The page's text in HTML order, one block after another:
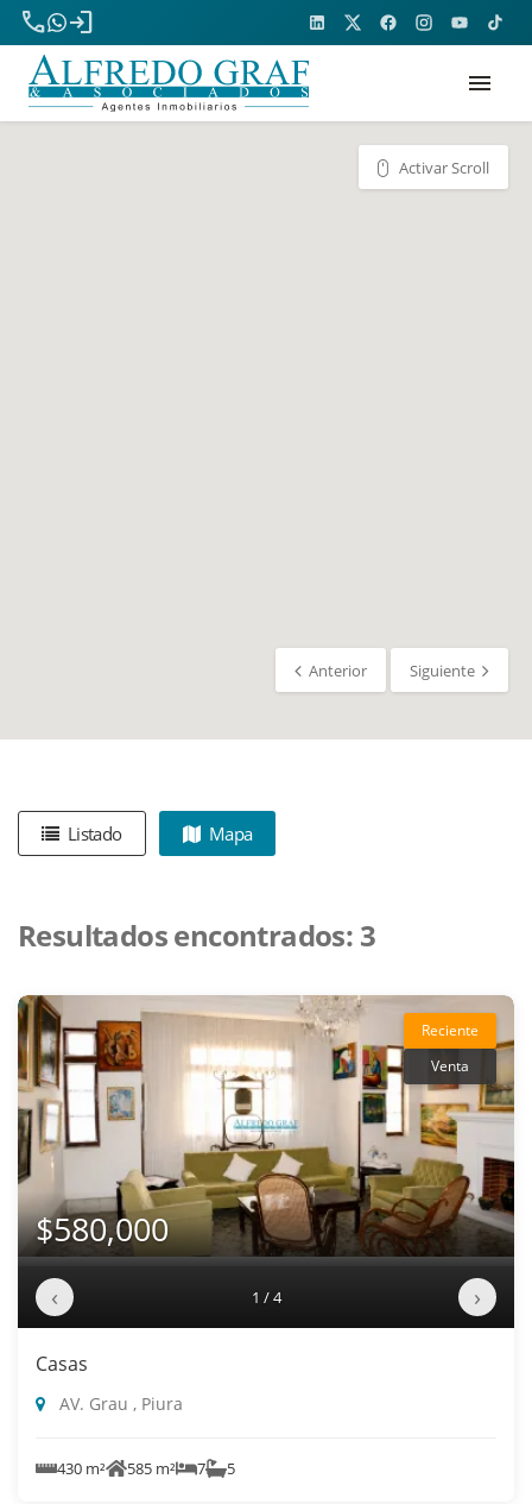
phone
login
menu
Activar Scroll
Anterior Siguiente
Listado Mapa
Resultados encontrados: 3
Reciente
Venta
$580,000
‹ 1 / 4 ›
Casas
AV. Grau , Piura
430 m² 585 m² 7 5